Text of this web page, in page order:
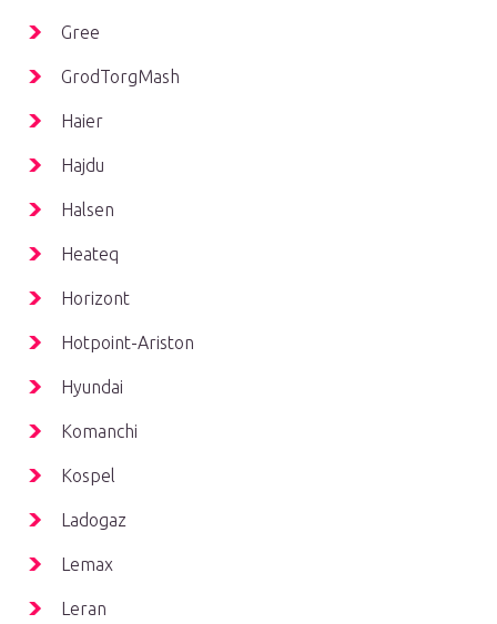
Gree
GrodTorgMash
Haier
Hajdu
Halsen
Heateq
Horizont
Hotpoint-Ariston
Hyundai
Komanchi
Kospel
Ladogaz
Lemax
Leran